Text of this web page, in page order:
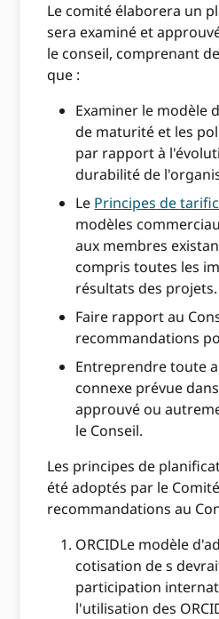
Le comité élaborera un
sera examiné et
le conseil, comprenant
que :
Examiner le modèle
de maturité et les
par rapport à
durabilité de
Le Principes de
modèles
aux membres
compris toutes les
résultats des projets.
Faire rapport au
recommandations
Entreprendre toute
connexe prévue
approuvé ou
le Conseil.
Les principes de
été adoptés par le
recommandations au
ORCIDLe modèle
cotisation de s
participation
l'utilisation des